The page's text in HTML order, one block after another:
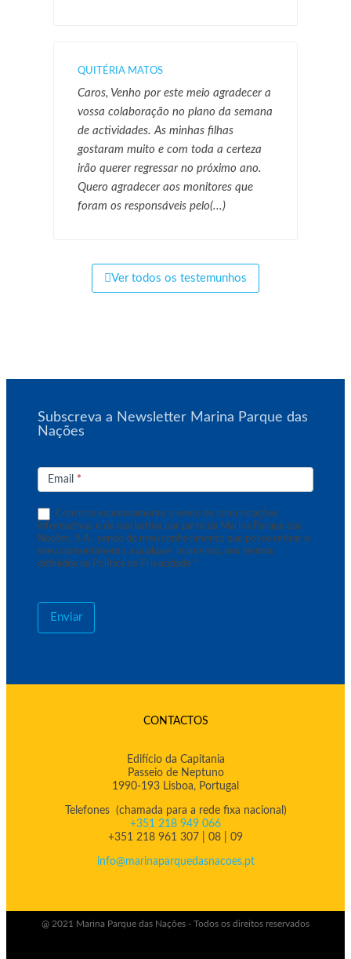
QUITÉRIA MATOS
Caros, Venho por este meio agradecer a
vossa colaboração no plano da semana
de actividades. As minhas filhas
gostaram muito e com toda a certeza
irão querer regressar no próximo ano.
Quero agradecer aos monitores que
foram os responsáveis pelo(...)
Ver todos os testemunhos
Subscreva a Newsletter Marina Parque das
Nações
de
Newsletter
Email *
Consinto expressamente o envio de comunicações
informativas e de marketing por parte da Marina Parque das
Nações, S.A., sendo do meu conhecimento que posso retirar o
meu consentimento a qualquer momento, nos termos
definidos na Política de Privacidade *
Enviar
CONTACTOS
Edifício da Capitania
Passeio de Neptuno
1990-193 Lisboa, Portugal
Telefones (chamada para a rede fixa nacional)
+351 218 949 066
+351 218 961 307 | 08 | 09
info@marinaparquedasnacoes.pt
@ 2021 Marina Parque das Nações - Todos os direitos reservados